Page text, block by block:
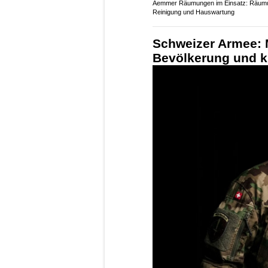
Aemmer Räumungen im Einsatz:
Reinigung und Hauswartung
Schweizer
Bevölkerung und